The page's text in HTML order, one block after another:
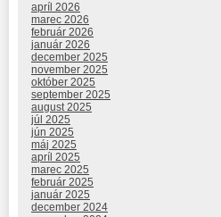
apríl 2026
marec 2026
február 2026
január 2026
december 2025
november 2025
október 2025
september 2025
august 2025
júl 2025
jún 2025
máj 2025
apríl 2025
marec 2025
február 2025
január 2025
december 2024